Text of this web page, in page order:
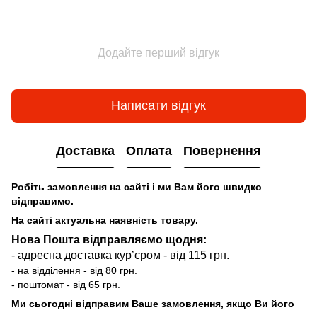
Додайте перший відгук
Написати відгук
Доставка Оплата Повернення
Робіть замовлення на сайті і ми Вам його швидко
відправимо.
На сайті актуальна наявність товару.
Нова Пошта відправляємо щодня:
- адресна доставка курʼєром - від 115 грн.
- на відділення - від 80 грн.
- поштомат - від 65 грн.
Ми сьогодні відправим Ваше замовлення, якщо Ви його